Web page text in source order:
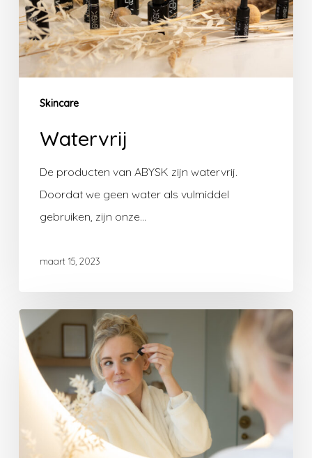
Skincare
Watervrij
De producten van ABYSK zijn watervrij.
Doordat we geen water als vulmiddel
gebruiken, zijn onze…
maart 15, 2023
Winterhuid